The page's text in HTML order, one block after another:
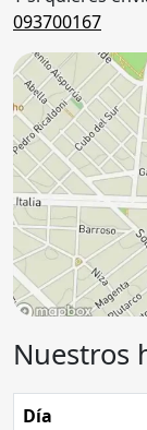
093700167
Nuestros
Día